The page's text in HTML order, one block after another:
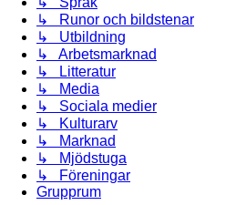
↳ Runor och bildstenar
↳ Utbildning
↳ Arbetsmarknad
↳ Litteratur
↳ Media
↳ Sociala medier
↳ Kulturarv
↳ Marknad
↳ Mjödstuga
↳ Föreningar
Grupprum